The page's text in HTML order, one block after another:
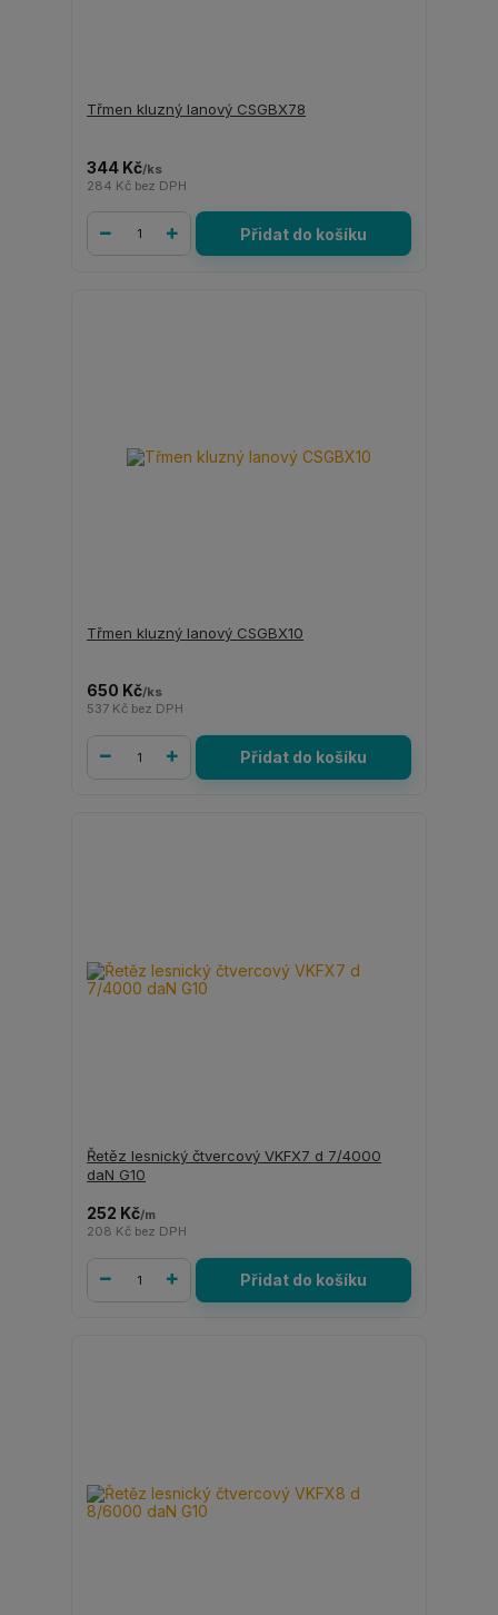
Třmen kluzný lanový CSGBX78
344 Kč/ks
284 Kč bez DPH
Přidat do košíku
Třmen kluzný lanový CSGBX10
650 Kč/ks
537 Kč bez DPH
Přidat do košíku
Řetěz lesnický čtvercový VKFX7 d 7/4000
daN G10
252 Kč/m
208 Kč bez DPH
Přidat do košíku